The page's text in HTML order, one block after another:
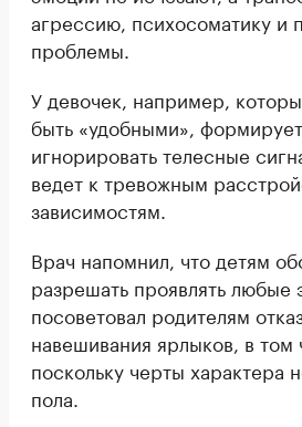
агрессию, психосоматику и
проблемы.
У девочек, например,
быть «удобными»,
игнорировать телесные
ведет к тревожным
зависимостям.
Врач напомнил, что детям
разрешать проявлять любые
посоветовал родителям
навешивания ярлыков, в том
поскольку черты характера
пола.